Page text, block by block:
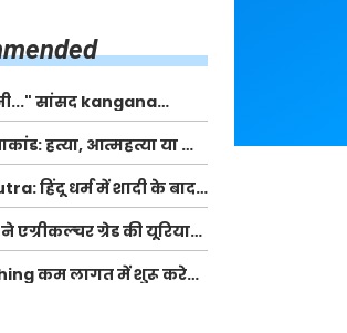
सांसद kangana
बोली लड़की? Viral
| CJP protest
हत्या, आत्महत्या या कोई बड़ा राज?
| Josh Haryana
हिंदू धर्म में शादी के बाद
पहनती है महिलाएं, किसने
एग्रीकल्चर ग्रेड की यूरिया
बदलकर टेक्निकल ग्रेड में
करवाई कार्रवाई:
कम लागत में शुरू करे